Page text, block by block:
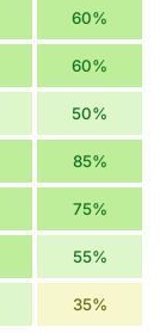
60%
60%
50%
85%
75%
55%
35%